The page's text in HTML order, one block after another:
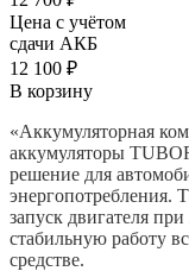
Цена с учётом
сдачи АКБ
12 100 ₽
В корзину
«Аккумуляторная
аккумуляторы
решение для
энергопотребления.
запуск двигателя
стабильную работу
средстве.